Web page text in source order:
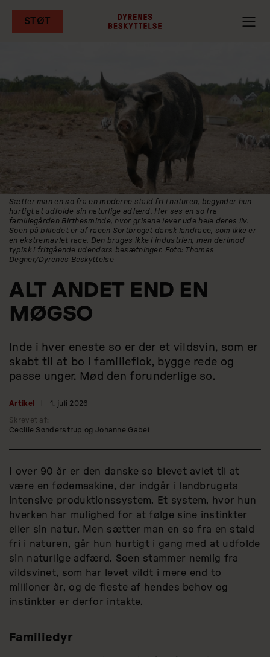
hovedindhold
STØT
Sætter man en so fra en moderne stald fri i naturen, begynder hun
hurtigt at udfolde sin naturlige adfærd. Her ses en so fra
familiegården Birthesminde, hvor grisene lever ude hele deres liv.
Soen på billedet er af racen Sortbroget dansk landrace, som ikke er
en ekstremavlet race. Den bruges ikke i industrien, men derimod
typisk i fritgående udendørs besætninger. Foto: Thomas
Degner/Dyrenes Beskyttelse
ALT ANDET END EN
MØGSO
Inde i hver eneste so er der et vildsvin, som er
skabt til at bo i familieflok, bygge rede og
passe unger. Mød den forunderlige so.
Artikel 1. juli 2026
Skrevet af:
Cecilie Sønderstrup og Johanne Gabel
I over 90 år er den danske so blevet avlet til at
være en fødemaskine, der indgår i landbrugets
intensive produktionssystem. Et system, hvor hun
hverken har mulighed for at følge sine instinkter
eller sin natur. Men sætter man en so fra en stald
fri i naturen, går hun hurtigt i gang med at udfolde
sin naturlige adfærd. Soen stammer nemlig fra
vildsvinet, som har levet vildt i mere end to
millioner år, og de fleste af hendes behov og
instinkter er derfor intakte.
Familiedyr